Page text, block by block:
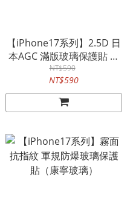
【iPhone17系列】2.5D 日
本AGC 滿版玻璃保護貼 高
清透明玻璃 高透光93%up
NT$590
NT$590